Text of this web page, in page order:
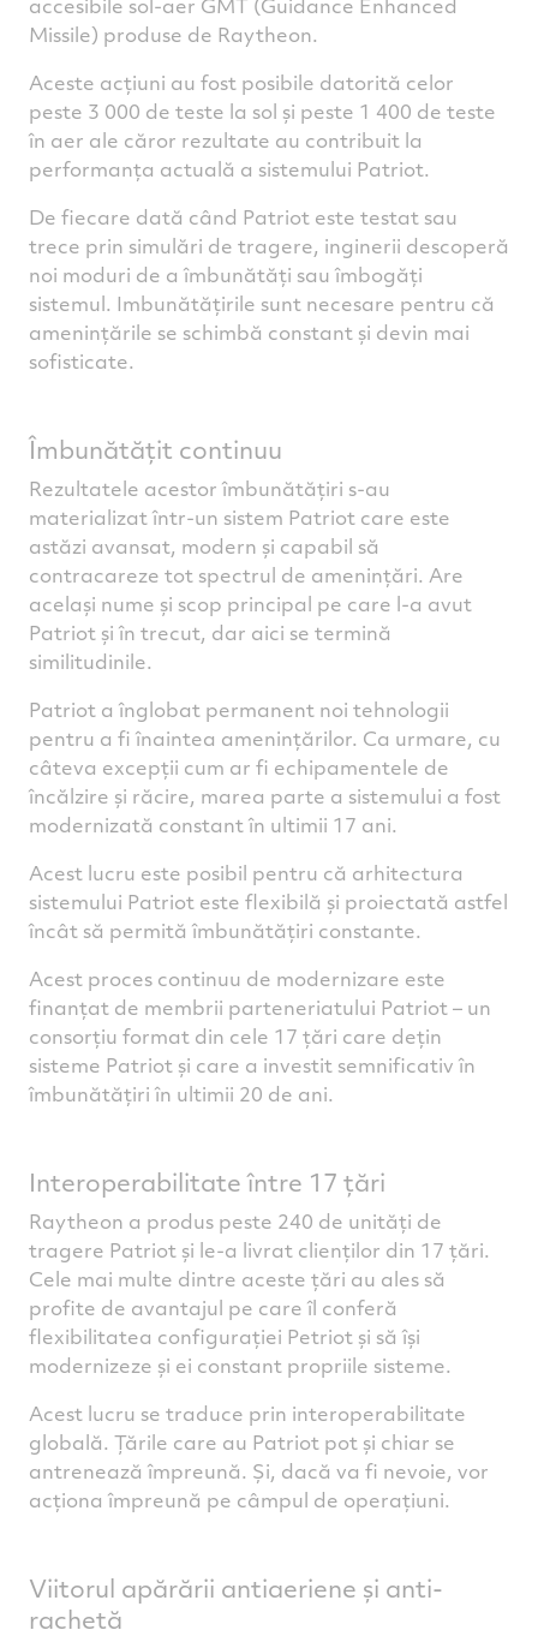
Missile) produse de Raytheon.
Aceste acțiuni au fost posibile datorită celor
peste 3 000 de teste la sol și peste 1 400 de teste
în aer ale căror rezultate au contribuit la
performanța actuală a sistemului Patriot.
De fiecare dată când Patriot este testat sau
trece prin simulări de tragere, inginerii descoperă
noi moduri de a îmbunătăți sau îmbogăți
sistemul. Imbunătățirile sunt necesare pentru că
amenințările se schimbă constant și devin mai
sofisticate.
Îmbunătățit continuu
Rezultatele acestor îmbunătățiri s-au
materializat într-un sistem Patriot care este
astăzi avansat, modern și capabil să
contracareze tot spectrul de amenințări. Are
același nume și scop principal pe care l-a avut
Patriot și în trecut, dar aici se termină
similitudinile.
Patriot a înglobat permanent noi tehnologii
pentru a fi înaintea amenințărilor. Ca urmare, cu
câteva excepții cum ar fi echipamentele de
încălzire și răcire, marea parte a sistemului a fost
modernizată constant în ultimii 17 ani.
Acest lucru este posibil pentru că arhitectura
sistemului Patriot este flexibilă și proiectată astfel
încât să permită îmbunătățiri constante.
Acest proces continuu de modernizare este
finanțat de membrii parteneriatului Patriot – un
consorțiu format din cele 17 țări care dețin
sisteme Patriot și care a investit semnificativ în
îmbunătățiri în ultimii 20 de ani.
Interoperabilitate între 17 țări
Raytheon a produs peste 240 de unități de
tragere Patriot și le-a livrat clienților din 17 țări.
Cele mai multe dintre aceste țări au ales să
profite de avantajul pe care îl conferă
flexibilitatea configurației Petriot și să își
modernizeze și ei constant propriile sisteme.
Acest lucru se traduce prin interoperabilitate
globală. Țările care au Patriot pot și chiar se
antrenează împreună. Și, dacă va fi nevoie, vor
acționa împreună pe câmpul de operațiuni.
Viitorul apărării antiaeriene și anti-
rachetă